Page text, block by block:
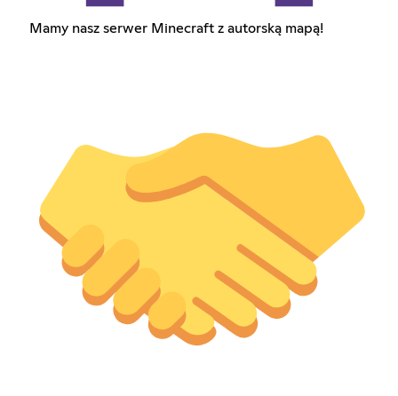
Mamy nasz serwer Minecraft z autorską mapą!